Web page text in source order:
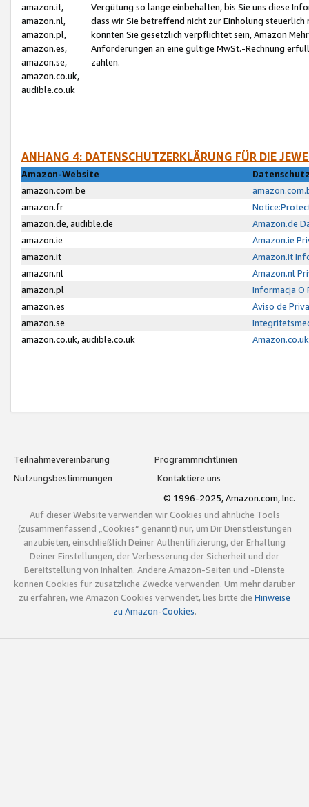
amazon.it,
amazon.nl,
amazon.pl,
amazon.es,
amazon.se,
amazon.co.uk,
audible.co.uk
Vergütung so lange einbehalten, bis Sie uns diese
dass wir Sie betreffend nicht zur Einholung
könnten Sie gesetzlich verpflichtet sein, Amazon
Anforderungen an eine gültige MwSt.-Rechnung
zahlen.
ANHANG 4: DATENSCHUTZERKLÄRUNG FÜR DIE
Amazon-Website
amazon.com.be
amazon.fr
amazon.de, audible.de
Amazon.de
amazon.ie
Amazon.ie
amazon.it
Amazon.it
amazon.nl
Amazon.nl
amazon.pl
Informacja O
amazon.es
Aviso de
amazon.se
amazon.co.uk, audible.co.uk
Teilnahmevereinbarung
Programmrichtlinien
Nutzungsbestimmungen
Kontaktiere uns
© 1996-2025, Amazon.com, Inc.
Auf dieser Website verwenden wir Cookies und ähnliche Tools
(zusammenfassend „Cookies“ genannt) nur, um Dir Dienstleistungen
anzubieten, einschließlich Deiner Authentifizierung, der Erhaltung
Deiner Einstellungen, der Verbesserung der Sicherheit und der
Bereitstellung von Inhalten. Andere Amazon-Seiten und -Dienste
können Cookies für zusätzliche Zwecke verwenden. Um mehr darüber
zu erfahren, wie Amazon Cookies verwendet, lies bitte die Hinweise
zu Amazon-Cookies.